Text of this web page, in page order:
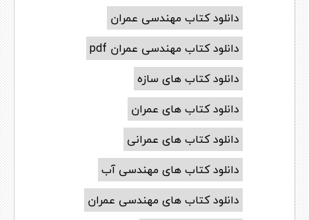
دانلود کتاب مهندسی عمران
دانلود کتاب مهندسی عمران pdf
دانلود کتاب های سازه
دانلود کتاب های عمران
دانلود کتاب های عمرانی
دانلود کتاب های مهندسی آب
دانلود کتاب های مهندسی عمران